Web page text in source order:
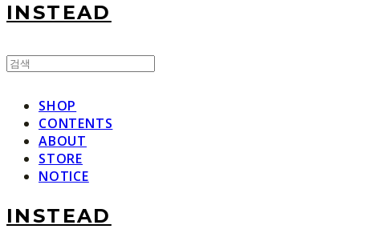
INSTEAD
SHOP
CONTENTS
ABOUT
STORE
NOTICE
INSTEAD